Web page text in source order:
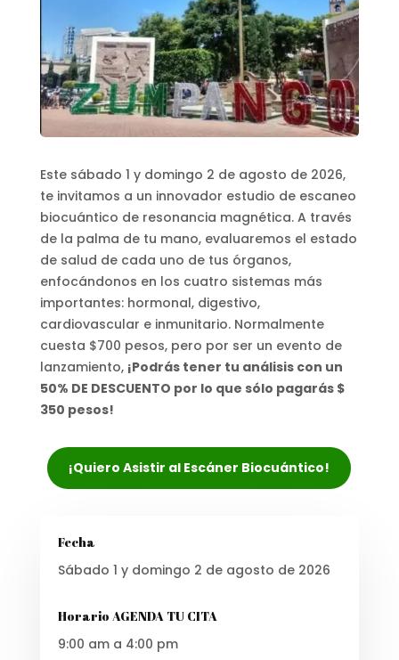
Este sábado 1 y domingo 2 de agosto de 2026,
te invitamos a un innovador estudio de escaneo
biocuántico de resonancia magnética. A través
de la palma de tu mano, evaluaremos el estado
de salud de cada uno de tus órganos,
enfocándonos en los cuatro sistemas más
importantes: hormonal, digestivo,
cardiovascular e inmunitario. Normalmente
cuesta $700 pesos, pero por ser un evento de
lanzamiento, ¡Podrás tener tu análisis con un
50% DE DESCUENTO por lo que sólo pagarás $
350 pesos!
¡Quiero Asistir al Escáner Biocuántico!
Fecha
Sábado 1 y domingo 2 de agosto de 2026
Horario AGENDA TU CITA
9:00 am a 4:00 pm